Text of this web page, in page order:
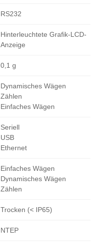
RS232
Hinterleuchtete Grafik-LCD-
Anzeige
0,1 g
Dynamisches Wägen
Zählen
Einfaches Wägen
Seriell
USB
Ethernet
Einfaches Wägen
Dynamisches Wägen
Zählen
Trocken (< IP65)
NTEP